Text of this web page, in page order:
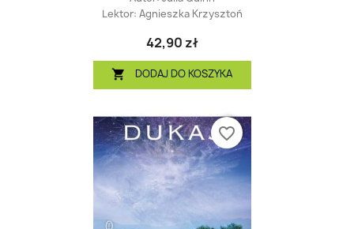
Lektor: Agnieszka Krzysztoń
42,90 zł
 DODAJ DO KOSZYKA
favorite_border